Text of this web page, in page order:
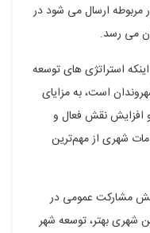
مربوطه ارسال می شود در
می رسد.
استراتژی های توسعه
است، به مزایای
افزایش نقش فعال و
شهری از مهم‌ترین
مشارکت عمومی در
شهری بهتر، توسعه شهر